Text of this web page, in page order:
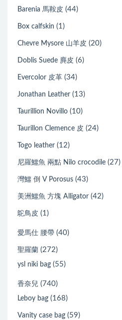
Barenia 馬鞍皮 (44)
Box calfskin (1)
Chevre Mysore 山羊皮 (20)
Doblis Suede 麂皮 (6)
Evercolor 皮革 (34)
Jonathan Leather (13)
Taurillion Novillo (10)
Taurillon Clemence 皮 (24)
Togo leather (12)
尼羅鱷魚 兩點 Nilo crocodile (27)
灣鱷 倒 V Porosus (43)
美洲鱷魚 方塊 Alligator (42)
鴕鳥皮 (1)
愛馬仕 腰帶 (40)
聖羅蘭 (272)
ysl niki bag (55)
香奈兒 (740)
Leboy bag (168)
Vanity case bag (59)